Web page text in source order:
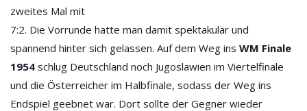
zweites Mal mit
7:2. Die Vorrunde hatte man damit spektakulär und
spannend hinter sich gelassen. Auf dem Weg ins WM Finale
1954 schlug Deutschland noch Jugoslawien im Viertelfinale
und die Österreicher im Halbfinale, sodass der Weg ins
Endspiel geebnet war. Dort sollte der Gegner wieder